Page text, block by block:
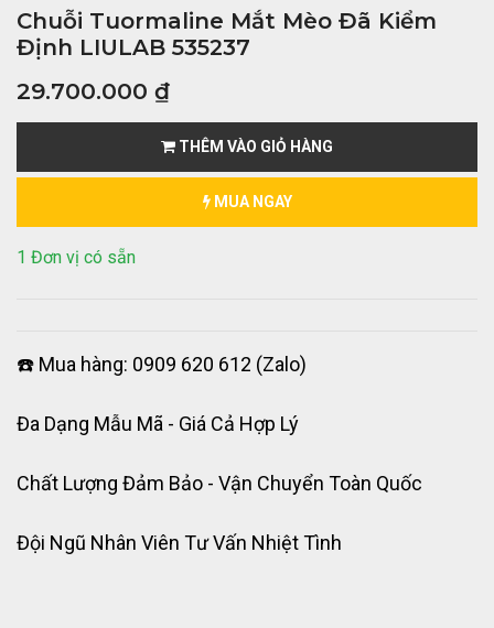
Chuỗi Tuormaline Mắt Mèo Đã Kiểm
Định LIULAB 535237
29.700.000 ₫
THÊM VÀO GIỎ HÀNG
MUA NGAY
1 Đơn vị có sẵn
☎️ Mua hàng: 0909 620 612 (Zalo)
Đa Dạng Mẫu Mã - Giá Cả Hợp Lý
Chất Lượng Đảm Bảo - Vận Chuyển Toàn Quốc
Đội Ngũ Nhân Viên Tư Vấn Nhiệt Tình